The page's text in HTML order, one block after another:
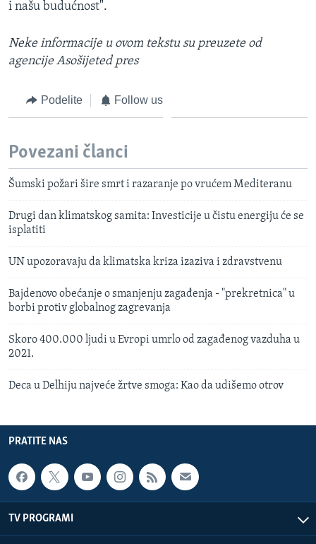
i našu budućnost".
Neke informacije u ovom tekstu su preuzete od
agencije Asošijeted pres
Podelite Follow us
Povezani članci
Šumski požari šire smrt i razaranje po vrućem Mediteranu
Drugi dan klimatskog samita: Investicije u čistu energiju će se
isplatiti
UN upozoravaju da klimatska kriza izaziva i zdravstvenu
Bajdenovo obećanje o smanjenju zagađenja - "prekretnica" u
borbi protiv globalnog zagrevanja
Skoro 400.000 ljudi u Evropi umrlo od zagađenog vazduha u
2021.
Deca u Delhiju najveće žrtve smoga: Kao da udišemo otrov
PRATITE NAS
TV PROGRAMI